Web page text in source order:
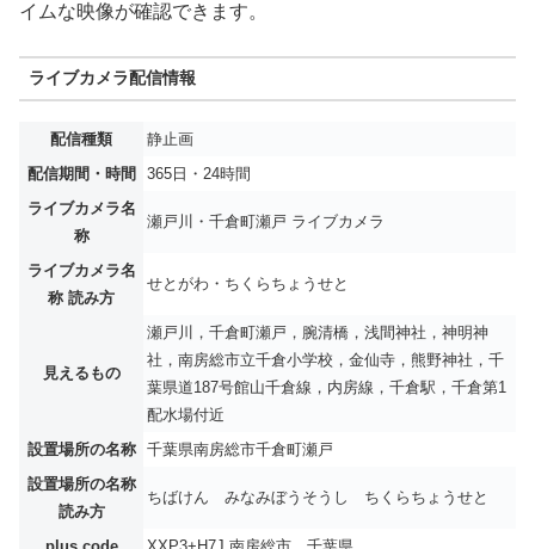
イムな映像が確認できます。
ライブカメラ配信情報
配信種類
静止画
配信期間・時間
365日・24時間
ライブカメラ名
称
瀬戸川・千倉町瀬戸 ライブカメラ
ライブカメラ名
称 読み方
せとがわ・ちくらちょうせと
見えるもの
瀬戸川，千倉町瀬戸，腕清橋，浅間神社，神明神
社，南房総市立千倉小学校，金仙寺，熊野神社，千
葉県道187号館山千倉線，内房線，千倉駅，千倉第1
配水場付近
設置場所の名称
千葉県南房総市千倉町瀬戸
設置場所の名称
読み方
ちばけん みなみぼうそうし ちくらちょうせと